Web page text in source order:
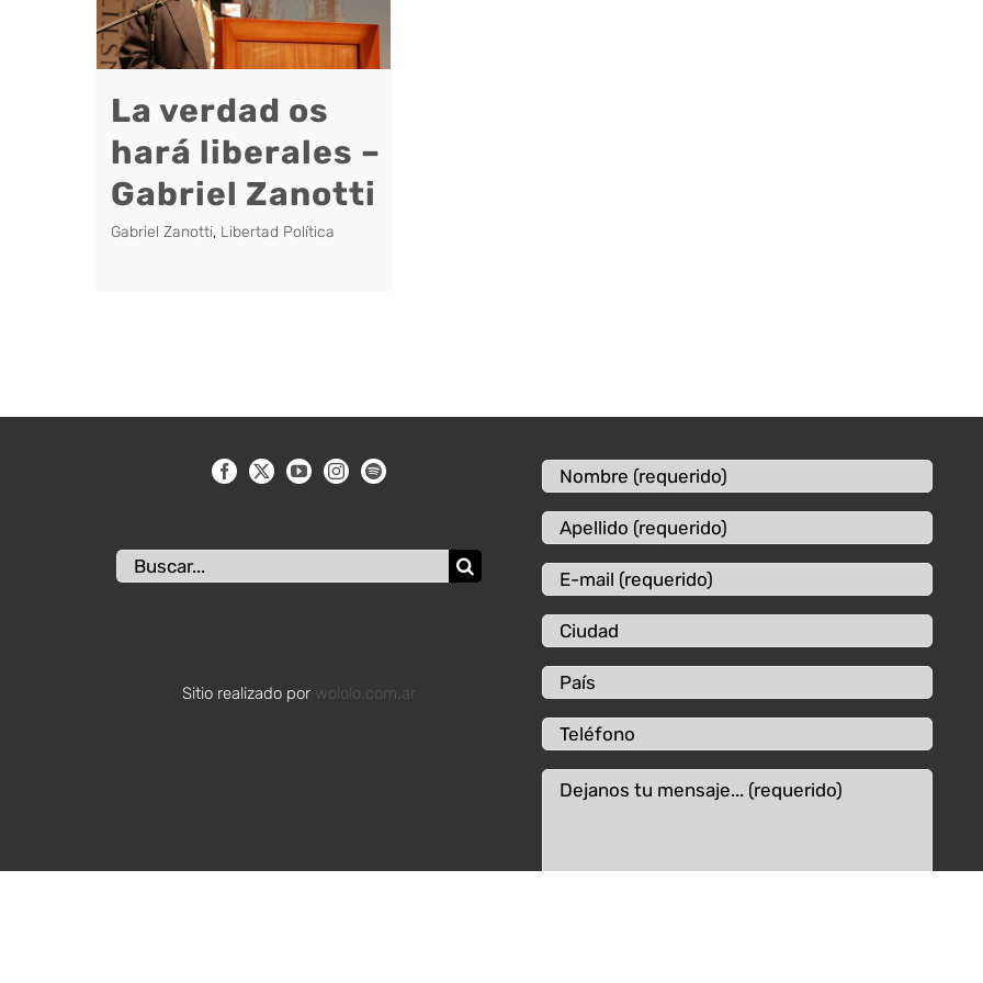
La verdad os
hará liberales –
Gabriel Zanotti
Gabriel Zanotti, Libertad Política
Buscar:
Sitio realizado por wololo.com.ar